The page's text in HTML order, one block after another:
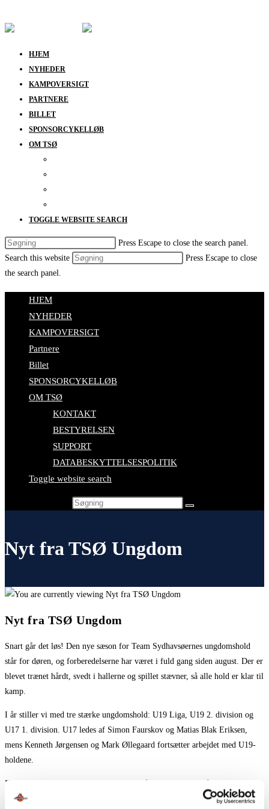
HJEM
NYHEDER
KAMPOVERSIGT
PARTNERE
BILLET
SPONSORCYKELLØB
OM TSØ
TOGGLE WEBSITE SEARCH
Press Escape to close the search panel.
Search this website
Press Escape to close
the search panel.
HJEM
NYHEDER
KAMPOVERSIGT
Partnere
Billet
SPONSORCYKELLØB
OM TSØ
KONTAKT
BESTYRELSEN
SUPPORT
DATABESKYTTELSESPOLITIK
Toggle website search
Nyt fra TSØ Ungdom
Nyt fra TSØ Ungdom
Snart går det løs! Den nye sæson for Team Sydhavsøernes ungdomshold
står for døren, og forberedelserne har været i fuld gang siden august. Der er
blevet trænet hårdt, svedt i hallerne og spillet stævner, så alle hold er klar til
kamp.
I år stiller vi med tre stærke ungdomshold: U19 Liga, U19 2. division og
U17 1. division. U17 ledes af Simon Faurskov og Matias Blak Eriksen,
mens Kenneth Jørgensen og Mark Øllegaard fortsætter arbejdet med U19-
holdene.
Flere af vores unge spillere har allerede fået smagsprøver på spillet i senior
rækker. Lasse Faurskov og Noah Richardt fik uofficielt debut, da de deltog